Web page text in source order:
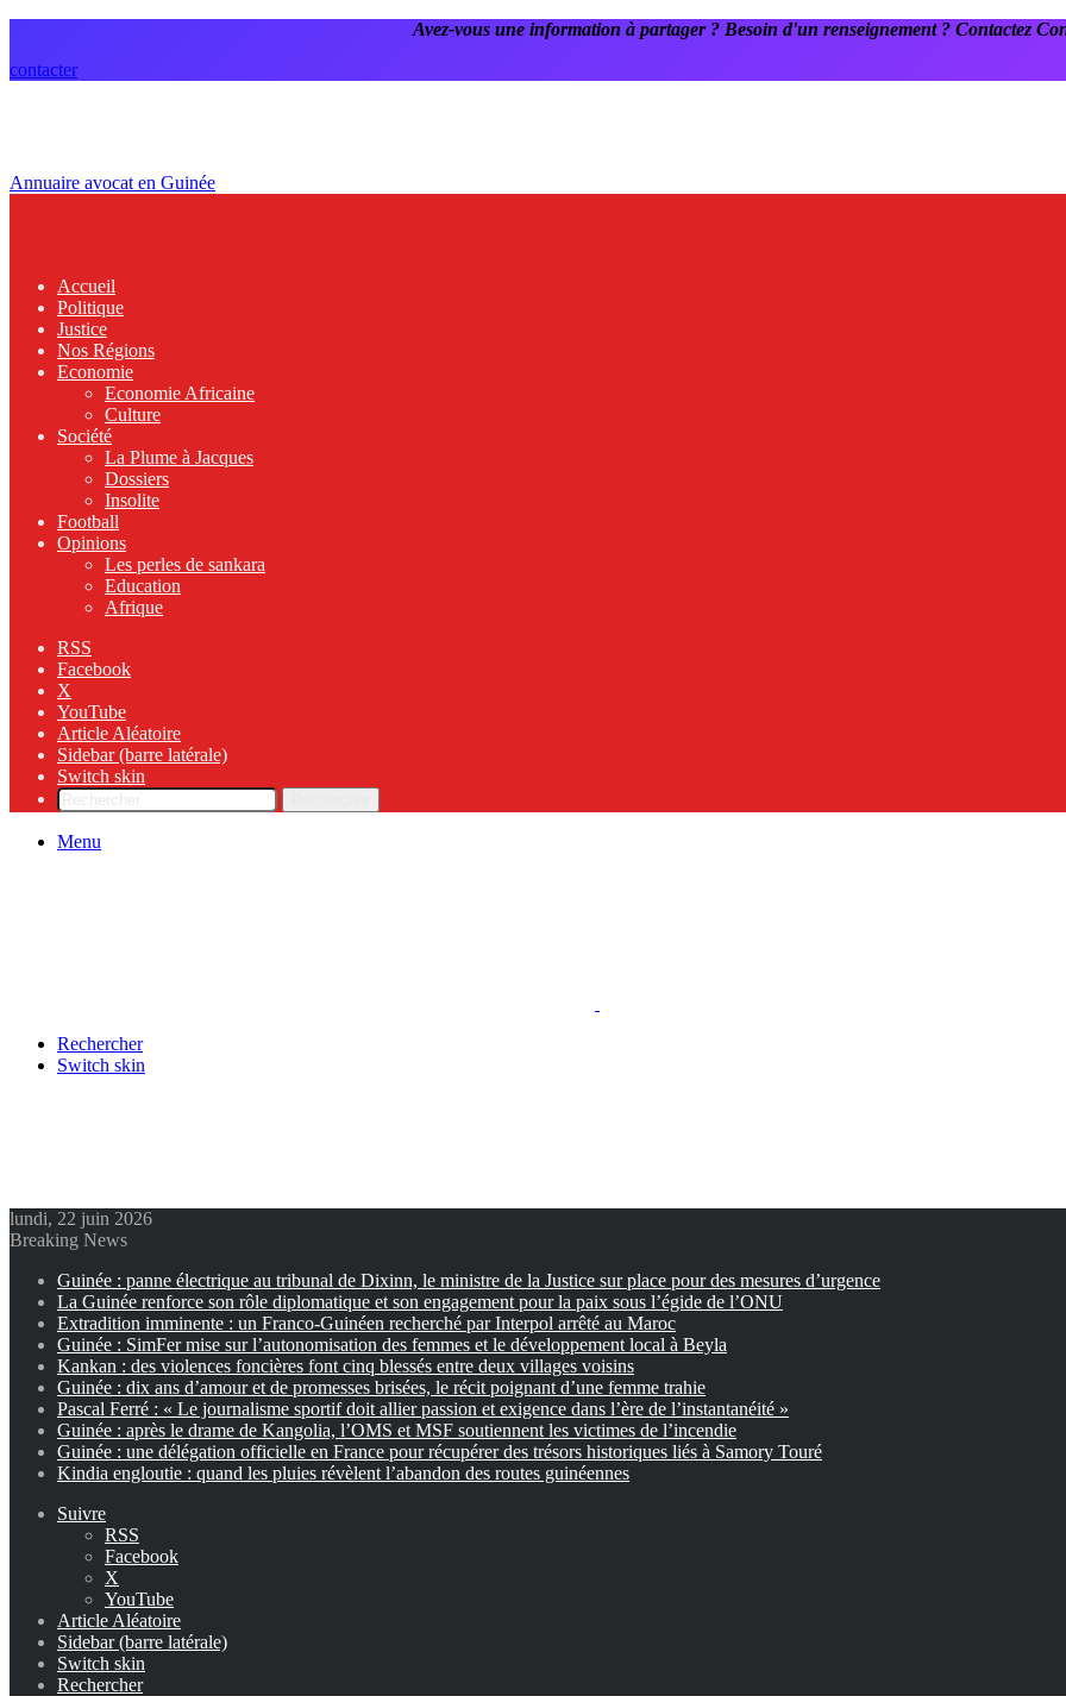
Avez-vous une information à partager ? Besoin d'un renseignement ? Contactez
contacter
Annuaire avocat en Guinée
Accueil
Politique
Justice
Nos Régions
Economie
Economie Africaine
Culture
Société
La Plume à Jacques
Dossiers
Insolite
Football
Opinions
Les perles de sankara
Education
Afrique
RSS
Facebook
X
YouTube
Article Aléatoire
Sidebar (barre latérale)
Switch skin
Menu
Rechercher
Switch skin
lundi, 22 juin 2026
Breaking News
Guinée : panne électrique au tribunal de Dixinn, le ministre de la Justice sur place pour des mesures d’urgence
La Guinée renforce son rôle diplomatique et son engagement pour la paix sous l’égide de l’ONU
Extradition imminente : un Franco-Guinéen recherché par Interpol arrêté au Maroc
Guinée : SimFer mise sur l’autonomisation des femmes et le développement local à Beyla
Kankan : des violences foncières font cinq blessés entre deux villages voisins
Guinée : dix ans d’amour et de promesses brisées, le récit poignant d’une femme trahie
Pascal Ferré : « Le journalisme sportif doit allier passion et exigence dans l’ère de l’instantanéité »
Guinée : après le drame de Kangolia, l’OMS et MSF soutiennent les victimes de l’incendie
Guinée : une délégation officielle en France pour récupérer des trésors historiques liés à Samory Touré
Kindia engloutie : quand les pluies révèlent l’abandon des routes guinéennes
Suivre
RSS
Facebook
X
YouTube
Article Aléatoire
Sidebar (barre latérale)
Switch skin
Rechercher